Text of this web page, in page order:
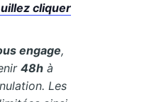
cliquer
engage,
48h à
Les